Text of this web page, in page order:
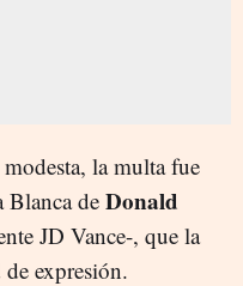
la multa fue
Blanca de Donald
JD Vance-, que la
expresión.